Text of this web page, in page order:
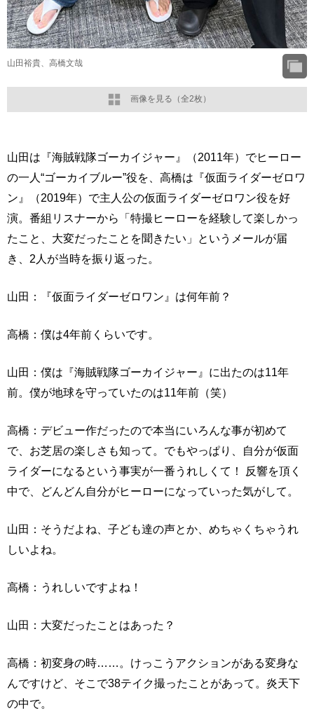
画像を見る（全2枚）
山田裕貴、高橋文哉
山田は『海賊戦隊ゴーカイジャー』（2011年）でヒーロー
の一人“ゴーカイブルー”役を、高橋は『仮面ライダーゼロワ
ン』（2019年）で主人公の仮面ライダーゼロワン役を好
演。番組リスナーから「特撮ヒーローを経験して楽しかっ
たこと、大変だったことを聞きたい」というメールが届
き、2人が当時を振り返った。
山田：『仮面ライダーゼロワン』は何年前？
高橋：僕は4年前くらいです。
山田：僕は『海賊戦隊ゴーカイジャー』に出たのは11年
前。僕が地球を守っていたのは11年前（笑）
高橋：デビュー作だったので本当にいろんな事が初めて
で、お芝居の楽しさも知って。でもやっぱり、自分が仮面
ライダーになるという事実が一番うれしくて！ 反響を頂く
中で、どんどん自分がヒーローになっていった気がして。
山田：そうだよね、子ども達の声とか、めちゃくちゃうれ
しいよね。
高橋：うれしいですよね！
山田：大変だったことはあった？
高橋：初変身の時……。けっこうアクションがある変身な
んですけど、そこで38テイク撮ったことがあって。炎天下
の中で。